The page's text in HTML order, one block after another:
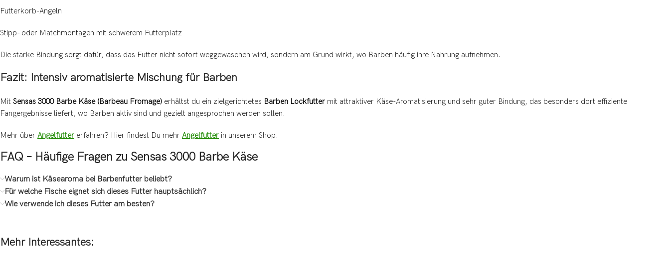
Futterkorb-Angeln
Stipp- oder Matchmontagen mit schwerem Futterplatz
Die starke Bindung sorgt dafür, dass das Futter nicht sofort weggewaschen wird, sondern am Grund wirkt, wo Barben häufig ihre Nahrung aufnehmen.
Fazit: Intensiv aromatisierte Mischung für Barben
Mit Sensas 3000 Barbe Käse (Barbeau Fromage) erhältst du ein zielgerichtetes Barben Lockfutter mit attraktiver Käse-Aromatisierung und sehr guter Bindung, das besonders dort effiziente
Fangergebnisse liefert, wo Barben aktiv sind und gezielt angesprochen werden sollen.
Mehr über Angelfutter erfahren? Hier findest Du mehr Angelfutter in unserem Shop.
FAQ – Häufige Fragen zu Sensas 3000 Barbe Käse
Warum ist Käsearoma bei Barbenfutter beliebt?
Für welche Fische eignet sich dieses Futter hauptsächlich?
Wie verwende ich dieses Futter am besten?
Mehr Interessantes: